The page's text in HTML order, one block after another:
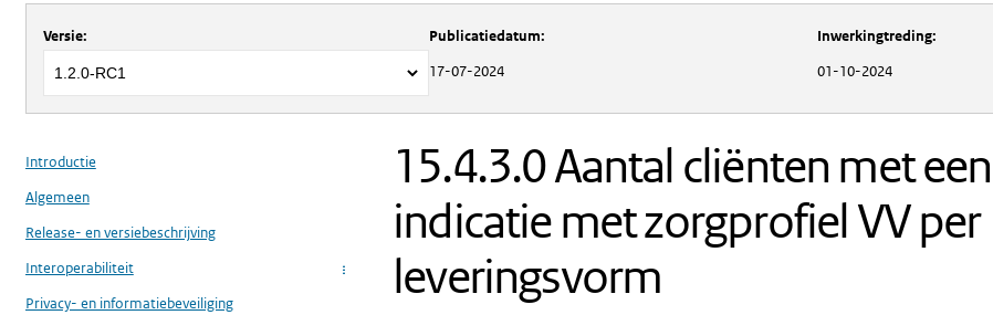
Over Uitwisselprofiel Zorgkantoren Inkoopondersteuning en beleidsontwikkeling
Versie: Publicatiedatum:
17-07-2024
Inwerkingtreding:
01-10-2024
Introductie
Algemeen
Release- en versiebeschrijving
Interoperabiliteit
...
Privacy- en informatiebeveiliging
15.4.3.0 Aantal cliënten met
indicatie met zorgprofiel VV per
leveringsvorm